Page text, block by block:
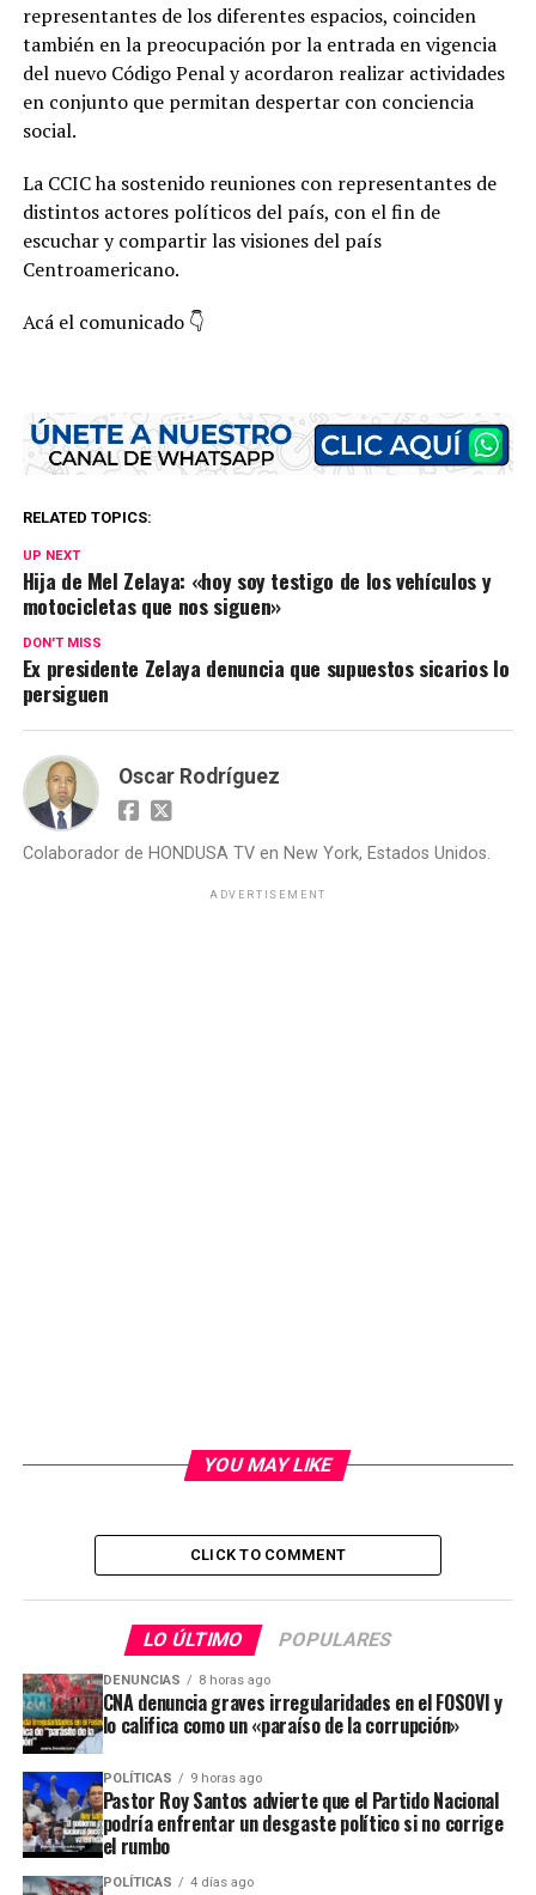
representantes de los diferentes espacios, coinciden
también en la preocupación por la entrada en vigencia
del nuevo Código Penal y acordaron realizar actividades
en conjunto que permitan despertar con conciencia
social.
La CCIC ha sostenido reuniones con representantes de
distintos actores políticos del país, con el fin de
escuchar y compartir las visiones del país
Centroamericano.
Acá el comunicado 👇
RELATED TOPICS:
UP NEXT
Hija de Mel Zelaya: «hoy soy testigo de los vehículos y
motocicletas que nos siguen»
DON'T MISS
Ex presidente Zelaya denuncia que supuestos sicarios lo
persiguen
Oscar Rodríguez
Colaborador de HONDUSA TV en New York, Estados Unidos.
ADVERTISEMENT
YOU MAY LIKE
CLICK TO COMMENT
LO ÚLTIMO POPULARES
DENUNCIAS 8 horas ago
CNA denuncia graves irregularidades en el FOSOVI y
lo califica como un «paraíso de la corrupción»
POLÍTICAS 9 horas ago
Pastor Roy Santos advierte que el Partido Nacional
podría enfrentar un desgaste político si no corrige
el rumbo
POLÍTICAS 4 días ago